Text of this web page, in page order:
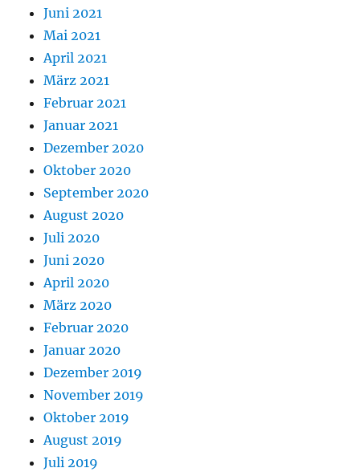
Juni 2021
Mai 2021
April 2021
März 2021
Februar 2021
Januar 2021
Dezember 2020
Oktober 2020
September 2020
August 2020
Juli 2020
Juni 2020
April 2020
März 2020
Februar 2020
Januar 2020
Dezember 2019
November 2019
Oktober 2019
August 2019
Juli 2019